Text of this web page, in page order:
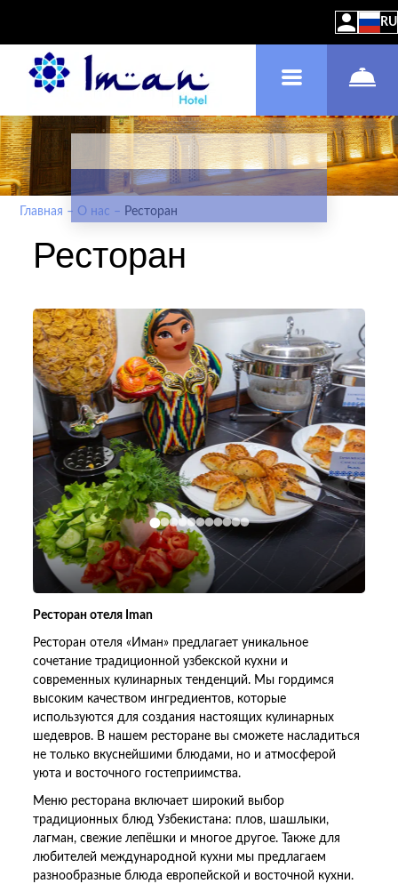
RU
Главная – О нас – Ресторан
Ресторан
Ресторан отеля Iman
Ресторан отеля «Иман» предлагает уникальное
сочетание традиционной узбекской кухни и
современных кулинарных тенденций. Мы гордимся
высоким качеством ингредиентов, которые
используются для создания настоящих кулинарных
шедевров. В нашем ресторане вы сможете насладиться
не только вкуснейшими блюдами, но и атмосферой
уюта и восточного гостеприимства.
Меню ресторана включает широкий выбор
традиционных блюд Узбекистана: плов, шашлыки,
лагман, свежие лепёшки и многое другое. Также для
любителей международной кухни мы предлагаем
разнообразные блюда европейской и восточной кухни.